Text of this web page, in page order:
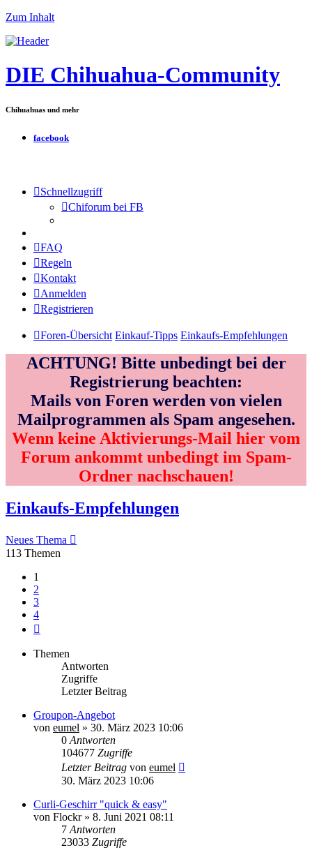
Zum Inhalt
DIE Chihuahua-Community
Chihuahuas und mehr
facebook
Schnellzugriff
Chiforum bei FB
FAQ
Regeln
Kontakt
Anmelden
Registrieren
Foren-Übersicht Einkauf-Tipps Einkaufs-Empfehlungen
ACHTUNG! Bitte unbedingt bei der
Registrierung beachten:
Mails von Foren werden von vielen
Mailprogrammen als Spam angesehen.
Wenn keine Aktivierungs-Mail hier vom
Forum ankommt unbedingt im Spam-
Ordner nachschauen!
Einkaufs-Empfehlungen
Neues Thema
113 Themen
1
2
3
4
Themen
Antworten
Zugriffe
Letzter Beitrag
Groupon-Angebot
von eumel » 30. März 2023 10:06
0 Antworten
104677 Zugriffe
Letzter Beitrag von eumel
30. März 2023 10:06
Curli-Geschirr "quick & easy"
von Flockr» 8. Juni 2021 08:11
7 Antworten
23033 Zugriffe